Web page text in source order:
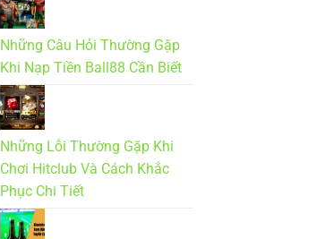
Những Câu Hỏi Thường Gặp
Khi Nạp Tiền Ball88 Cần Biết
Những Lỗi Thường Gặp Khi
Chơi Hitclub Và Cách Khắc
Phục Chi Tiết